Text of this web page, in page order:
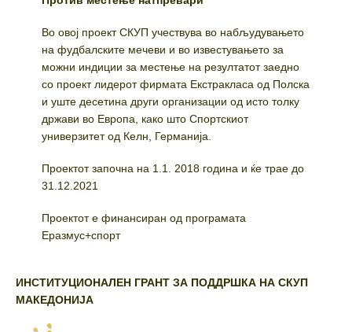
Во овој проект СКУП учествува во набљудувањето
на фудбалските мечеви и во известувањето за
можни индиции за местење на резултатот заедно
со проект лидерот фирмата Екстракласа од Полска
и уште десетина други организации од исто толку
држави во Европа, како што Спортскиот
универзитет од Келн, Германија.
Проектот започна на 1.1. 2018 година и ќе трае до
31.12.2021
Проектот е финансиран од програмата
Еразмус+спорт
ИНСТИТУЦИОНАЛЕН ГРАНТ ЗА ПОДДРШКА НА СКУП
МАКЕДОНИЈА